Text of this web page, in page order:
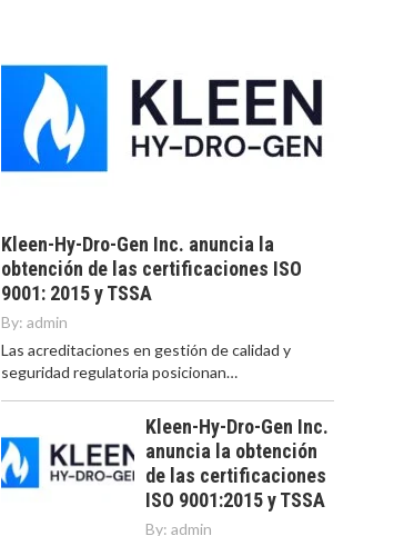
Kleen-Hy-Dro-Gen Inc. anuncia la
obtención de las certificaciones ISO
9001: 2015 y TSSA
By: admin
Las acreditaciones en gestión de calidad y
seguridad regulatoria posicionan…
Kleen-Hy-Dro-Gen Inc.
anuncia la obtención
de las certificaciones
ISO 9001:2015 y TSSA
By: admin